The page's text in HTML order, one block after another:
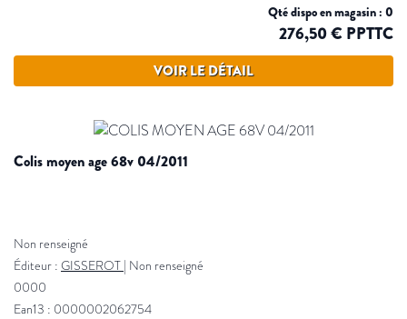
Qté dispo en magasin : 0
276,50 € PPTTC
VOIR LE DÉTAIL
colis moyen age 68v 04/2011
Non renseigné
Éditeur : GISSEROT | Non renseigné
0000
Ean13 : 0000002062754